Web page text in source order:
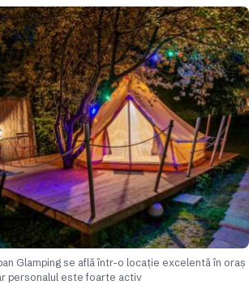
Glamping se află într-o locație excelentă în oraș
personalul este foarte activ